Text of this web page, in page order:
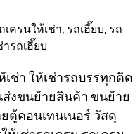
เครนให้เช่า, รถเฮี๊ยบ, รถ
ารถเฮี๊ยบ
เช่า ให้เช่ารถบรรทุกติด
ส่งขนย้ายสินค้า ขนย้าย
ตู้คอนเทนเนอร์ วัสดุ